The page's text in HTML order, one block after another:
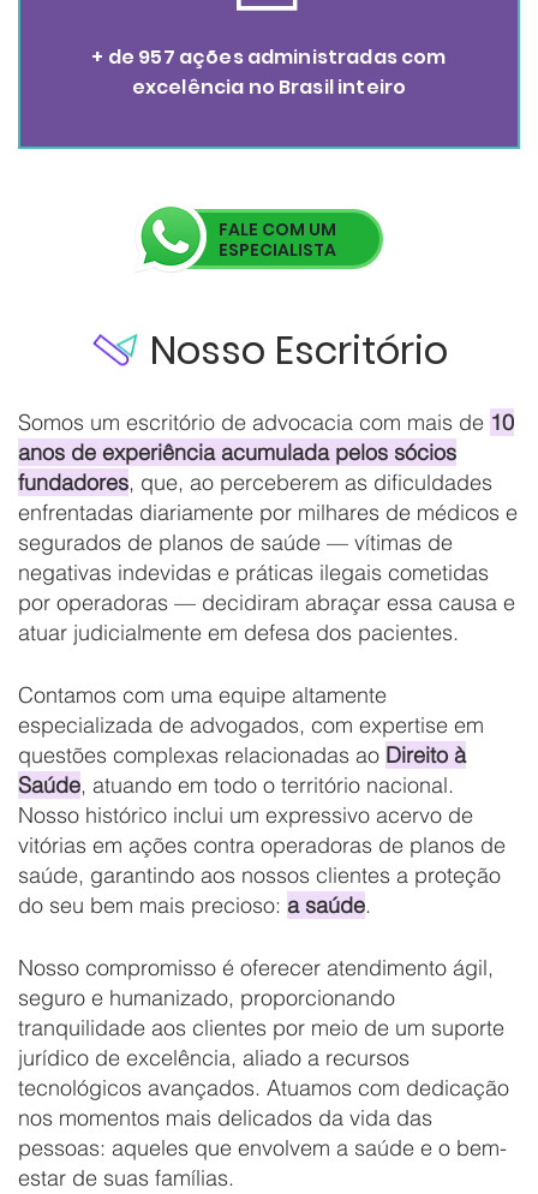
+ de 957 ações administradas com
excelência no Brasil inteiro
FALE COM UM
ESPECIALISTA
Nosso Escritório
Somos um escritório de advocacia com mais de 10
anos de experiência acumulada pelos sócios
fundadores, que, ao perceberem as dificuldades
enfrentadas diariamente por milhares de médicos e
segurados de planos de saúde — vítimas de
negativas indevidas e práticas ilegais cometidas
por operadoras — decidiram abraçar essa causa e
atuar judicialmente em defesa dos pacientes.
Contamos com uma equipe altamente
especializada de advogados, com expertise em
questões complexas relacionadas ao Direito à
Saúde, atuando em todo o território nacional.
Nosso histórico inclui um expressivo acervo de
vitórias em ações contra operadoras de planos de
saúde, garantindo aos nossos clientes a proteção
do seu bem mais precioso: a saúde.
Nosso compromisso é oferecer atendimento ágil,
seguro e humanizado, proporcionando
tranquilidade aos clientes por meio de um suporte
jurídico de excelência, aliado a recursos
tecnológicos avançados. Atuamos com dedicação
nos momentos mais delicados da vida das
pessoas: aqueles que envolvem a saúde e o bem-
estar de suas famílias.